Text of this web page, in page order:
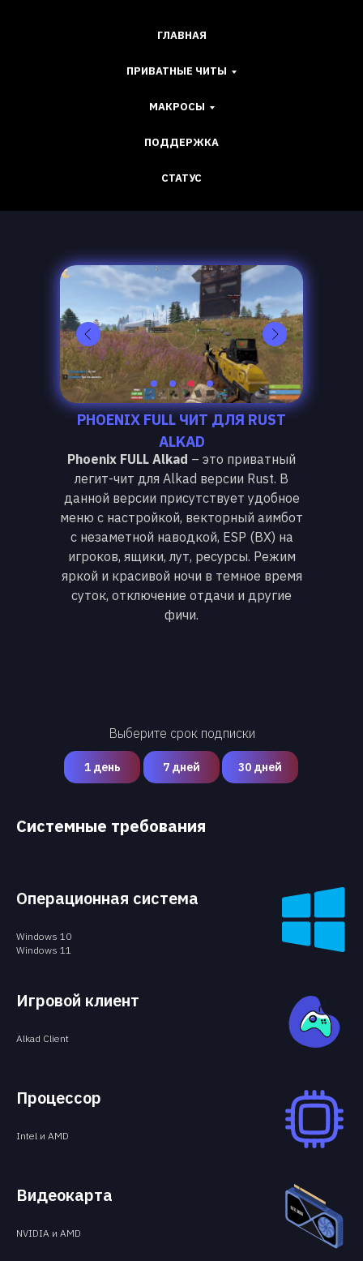
ГЛАВНАЯ
ПРИВАТНЫЕ ЧИТЫ
МАКРОСЫ
ПОДДЕРЖКА
СТАТУС
PHOENIX FULL ЧИТ ДЛЯ RUST
ALKAD
Выберите срок подписки
1 день
Phoenix FULL Alkad – это приватный
легит-чит для Alkad версии Rust. В
данной версии присутствует удобное
меню с настройкой, векторный аимбот
с незаметной наводкой, ESP (ВХ) на
игроков, ящики, лут, ресурсы. Режим
яркой и красивой ночи в темное время
суток, отключение отдачи и другие
фичи.
7 дней 30 дней
Системные требования
Операционная система
Windows 10
Windows 11
Игровой клиент
Alkad Client
Процессор
Intel и AMD
Видеокарта
NVIDIA и AMD